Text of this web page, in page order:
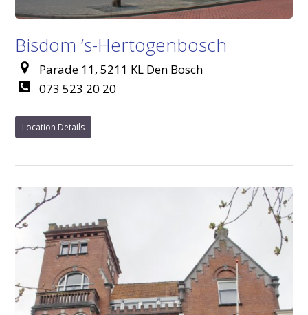
Bisdom ‘s-Hertogenbosch
Parade 11, 5211 KL Den Bosch
073 523 20 20
Location Details